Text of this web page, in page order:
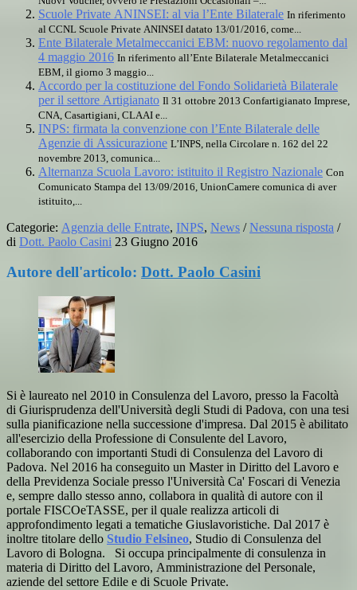
Scuole Private ANINSEI: al via l’Ente Bilaterale In riferimento
al CCNL Scuole Private ANINSEI datato 13/01/2016, come...
Ente Bilaterale Metalmeccanici EBM: nuovo regolamento dal
4 maggio 2016 In riferimento all’Ente Bilaterale Metalmeccanici
EBM, il giorno 3 maggio...
Accordo per la costituzione del Fondo Solidarietà Bilaterale
per il settore Artigianato Il 31 ottobre 2013 Confartigianato Imprese,
CNA, Casartigiani, CLAAI e...
INPS: firmata la convenzione con l’Ente Bilaterale delle
Agenzie di Assicurazione L’INPS, nella Circolare n. 162 del 22
novembre 2013, comunica...
Alternanza Scuola Lavoro: istituito il Registro Nazionale Con
Comunicato Stampa del 13/09/2016, UnionCamere comunica di aver
istituito,...
Categorie: Agenzia delle Entrate, INPS, News / Nessuna risposta /
di Dott. Paolo Casini 23 Giugno 2016
Autore dell'articolo: Dott. Paolo Casini
Si è laureato nel 2010 in Consulenza del Lavoro, presso la Facoltà
di Giurisprudenza dell'Università degli Studi di Padova, con una tesi
sulla pianificazione nella successione d'impresa. Dal 2015 è abilitato
all'esercizio della Professione di Consulente del Lavoro,
collaborando con importanti Studi di Consulenza del Lavoro di
Padova. Nel 2016 ha conseguito un Master in Diritto del Lavoro e
della Previdenza Sociale presso l'Università Ca' Foscari di Venezia
e, sempre dallo stesso anno, collabora in qualità di autore con il
portale FISCOeTASSE, per il quale realizza articoli di
approfondimento legati a tematiche Giuslavoristiche. Dal 2017 è
inoltre titolare dello Studio Felsineo, Studio di Consulenza del
Lavoro di Bologna. Si occupa principalmente di consulenza in
materia di Diritto del Lavoro, Amministrazione del Personale,
aziende del settore Edile e di Scuole Private.